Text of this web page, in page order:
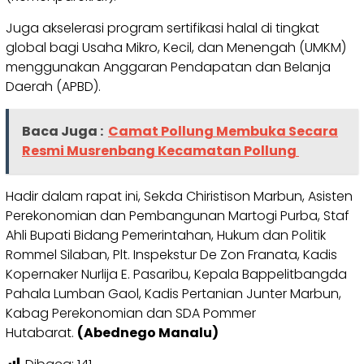
Juga akselerasi program sertifikasi halal di tingkat
global bagi Usaha Mikro, Kecil, dan Menengah (UMKM)
menggunakan Anggaran Pendapatan dan Belanja
Daerah (APBD).
Baca Juga : Camat Pollung Membuka Secara
Resmi Musrenbang Kecamatan Pollung
Hadir dalam rapat ini, Sekda Chiristison Marbun, Asisten
Perekonomian dan Pembangunan Martogi Purba, Staf
Ahli Bupati Bidang Pemerintahan, Hukum dan Politik
Rommel Silaban, Plt. Inspekstur De Zon Franata, Kadis
Kopernaker Nurlija E. Pasaribu, Kepala Bappelitbangda
Pahala Lumban Gaol, Kadis Pertanian Junter Marbun,
Kabag Perekonomian dan SDA Pommer
Hutabarat. (Abednego Manalu)